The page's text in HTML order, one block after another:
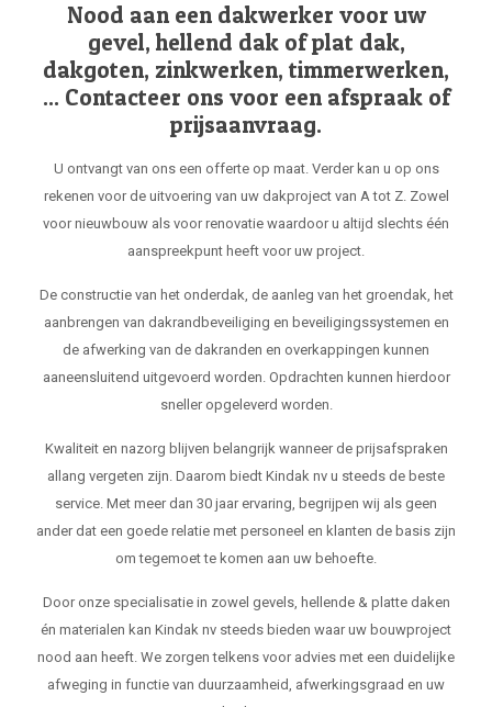
Nood aan een dakwerker voor uw
gevel, hellend dak of plat dak,
dakgoten, zinkwerken, timmerwerken,
... Contacteer ons voor een afspraak of
prijsaanvraag.
U ontvangt van ons een offerte op maat. Verder kan u op ons
rekenen voor de uitvoering van uw dakproject van A tot Z. Zowel
voor nieuwbouw als voor renovatie waardoor u altijd slechts één
aanspreekpunt heeft voor uw project.
De constructie van het onderdak, de aanleg van het groendak, het
aanbrengen van dakrandbeveiliging en beveiligingssystemen en
de afwerking van de dakranden en overkappingen kunnen
aaneensluitend uitgevoerd worden. Opdrachten kunnen hierdoor
sneller opgeleverd worden.
Kwaliteit en nazorg blijven belangrijk wanneer de prijsafspraken
allang vergeten zijn. Daarom biedt Kindak nv u steeds de beste
service. Met meer dan 30 jaar ervaring, begrijpen wij als geen
ander dat een goede relatie met personeel en klanten de basis zijn
om tegemoet te komen aan uw behoefte.
Door onze specialisatie in zowel gevels, hellende & platte daken
én materialen kan Kindak nv steeds bieden waar uw bouwproject
nood aan heeft. We zorgen telkens voor advies met een duidelijke
afweging in functie van duurzaamheid, afwerkingsgraad en uw